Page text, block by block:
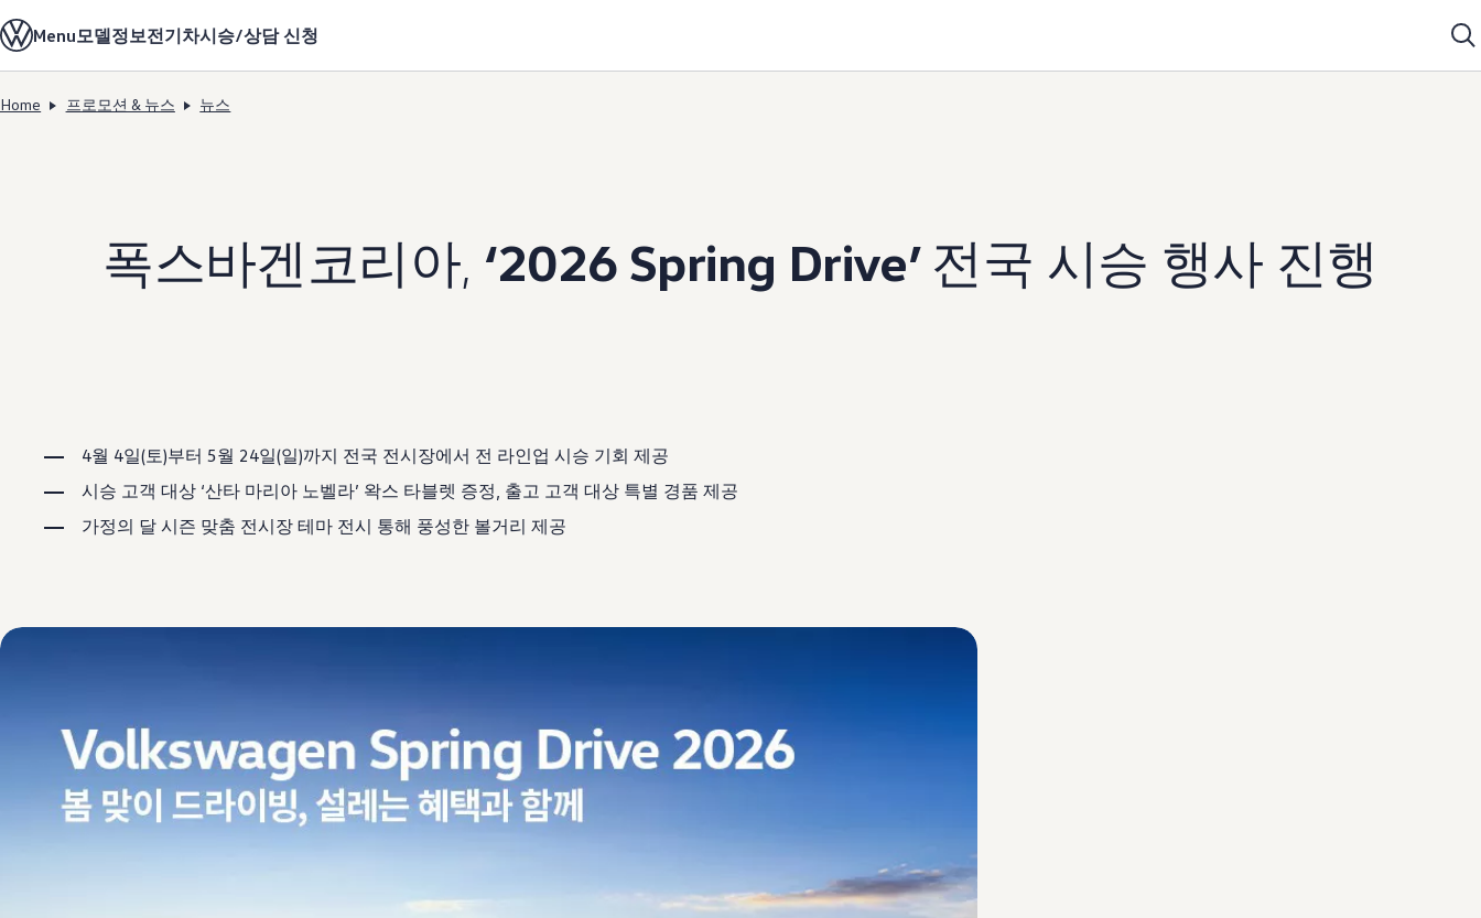
Menu모델정보전기차시승/상담 신청
모델정보
전기차
ID. 모델
ID. Technology & 배터리
지속 가능성
ID. 라이프 사이클 진단
재활용 공정
서비스 및 부품
서비스 플러스
서비스 패키지
보증 연장 프로그램
모빌리티 개런티
ID 서비스
차량용
라이프스타일
도움이 필요하신가요?
고객 지원 센터
사고 고장 가이드
FAQ
Home 프로모션 & 뉴스 뉴스
폭스바겐코리아, ‘2026 Spring Drive’ 전국 시승 행사 진행
4월 4일(토)부터 5월 24일(일)까지 전국 전시장에서 전 라인업 시승 기회 제공
시승 고객 대상 ‘산타 마리아 노벨라’ 왁스 타블렛 증정, 출고 고객 대상 특별 경품 제공
가정의 달 시즌 맞춤 전시장 테마 전시 통해 풍성한 볼거리 제공